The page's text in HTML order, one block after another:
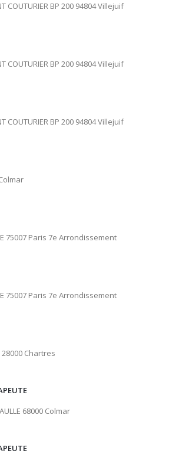
COUTURIER BP 200 94804 Villejuif
COUTURIER BP 200 94804 Villejuif
COUTURIER BP 200 94804 Villejuif
75007 Paris 7e Arrondissement
75007 Paris 7e Arrondissement
28000 Chartres
68000 Colmar